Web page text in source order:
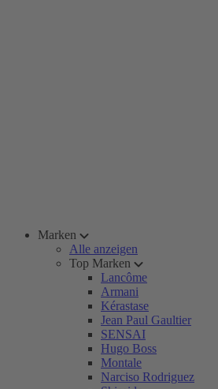
Marken
Alle anzeigen
Top Marken
Lancôme
Armani
Kérastase
Jean Paul Gaultier
SENSAI
Hugo Boss
Montale
Narciso Rodriguez